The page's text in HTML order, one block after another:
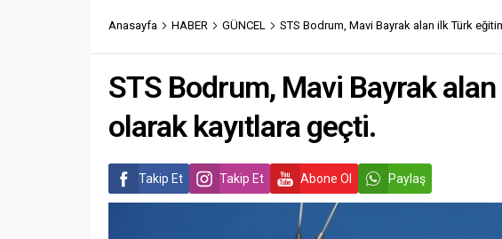
Anasayfa HABER GÜNCEL STS Bodrum, Mavi Bayrak alan ilk Türk
STS Bodrum, Mavi Bayrak
olarak kayıtlara geçti.
Takip Et Takip Et Abone Ol Paylaş